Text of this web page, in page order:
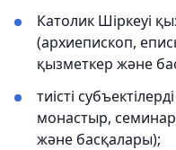
Католик Шіркеуі
(архиепископ,
қызметкер және
тиісті
монастыр,
және басқалары);